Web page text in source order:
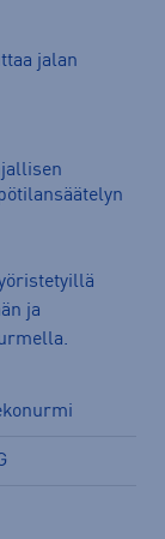
jalan
ja